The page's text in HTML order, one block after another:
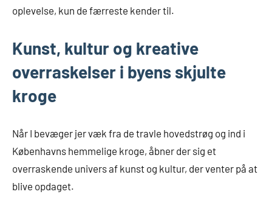
oplevelse, kun de færreste kender til.
Kunst, kultur og kreative
overraskelser i byens skjulte
kroge
Når I bevæger jer væk fra de travle hovedstrøg og ind i
Københavns hemmelige kroge, åbner der sig et
overraskende univers af kunst og kultur, der venter på at
blive opdaget.